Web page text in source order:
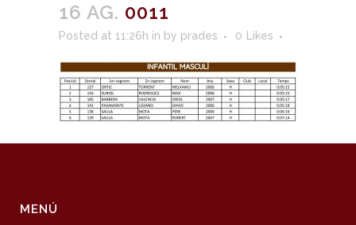
16 AG. 0011
Posted at 11:26h in by prades 0 Likes
MENÚ